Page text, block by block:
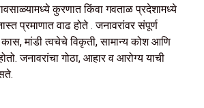
कुरणात किंवा गवताळ प्रदेशामध्ये
प्रमाणात वाढ होते . जनावरांवर संपूर्ण
कास, मांडी त्वचेचे विकृती, सामान्य कोश आणि
जनावरांचा गोठा, आहार व आरोग्य याची